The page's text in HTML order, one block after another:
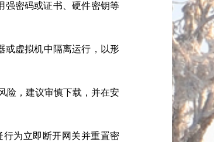
强密码或证书、硬件密钥等
或虚拟机中隔离运行，以形
险，建议审慎下载，并在安
为立即断开网关并重置密